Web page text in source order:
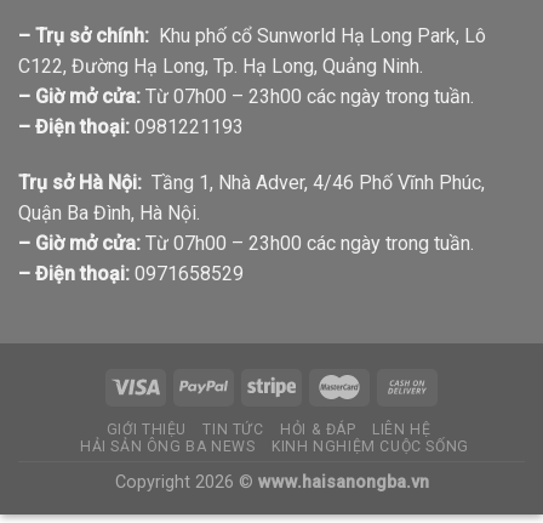
– Trụ sở chính: Khu phố cổ Sunworld Hạ Long Park, Lô
C122, Đường Hạ Long, Tp. Hạ Long, Quảng Ninh.
– Giờ mở cửa: Từ 07h00 – 23h00 các ngày trong tuần.
– Điện thoại: 0981221193
Trụ sở Hà Nội: Tầng 1, Nhà Adver, 4/46 Phố Vĩnh Phúc,
Quận Ba Đình, Hà Nội.
– Giờ mở cửa: Từ 07h00 – 23h00 các ngày trong tuần.
– Điện thoại: 0971658529
GIỚI THIỆU TIN TỨC HỎI & ĐÁP
LIÊN HỆ
HẢI SẢN ÔNG BA NEWS
KINH NGHIỆM CUỘC SỐNG
Copyright 2026 © www.haisanongba.vn